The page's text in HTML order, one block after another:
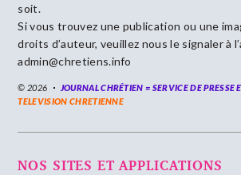
soit.
Si vous trouvez une publication ou une
droits d’auteur, veuillez nous le signaler à
admin@chretiens.info
© 2026 JOURNAL CHRÉTIEN = SERVICE DE PRESSE
TELEVISION CHRETIENNE
NOS SITES ET APPLICATIONS